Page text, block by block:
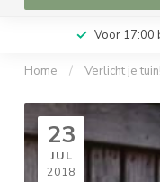
Voor 17:00
Home / Verlicht je tuin!
23
JUL
2018